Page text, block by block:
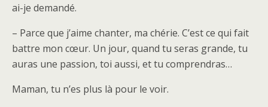
ai-je demandé.
– Parce que j’aime chanter, ma chérie. C’est ce qui fait
battre mon cœur. Un jour, quand tu seras grande, tu
auras une passion, toi aussi, et tu comprendras…
Maman, tu n’es plus là pour le voir.